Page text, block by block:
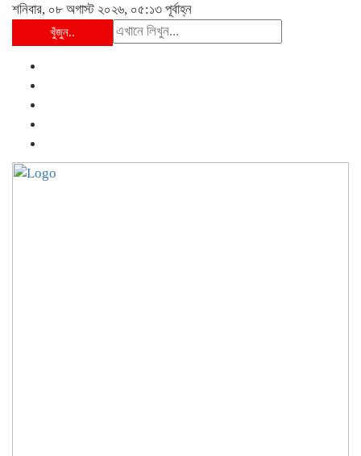
শনিবার, ০৮ অগাস্ট ২০২৬, ০৫:১৩ পূর্বাহ্ন
খুঁজুন..